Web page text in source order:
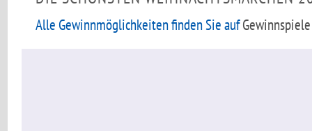
Alle Gewinnmöglichkeiten finden Sie aufGewinnspiele